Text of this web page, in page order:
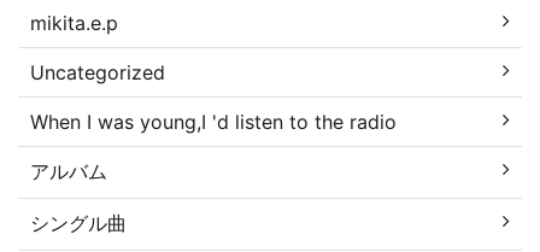
mikita.e.p
Uncategorized
When I was young,I 'd listen to the radio
アルバム
シングル曲